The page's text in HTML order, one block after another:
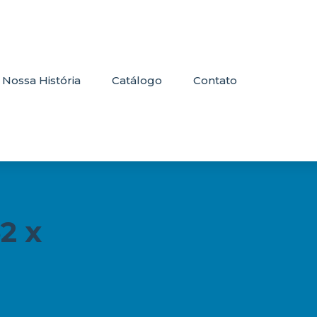
Nossa História Catálogo Contato
x